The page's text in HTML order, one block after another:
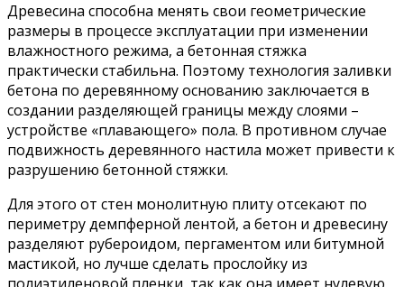
Древесина способна менять свои геометрические
размеры в процессе эксплуатации при изменении
влажностного режима, а бетонная стяжка
практически стабильна. Поэтому технология заливки
бетона по деревянному основанию заключается в
создании разделяющей границы между слоями –
устройстве «плавающего» пола. В противном случае
подвижность деревянного настила может привести к
разрушению бетонной стяжки.
Для этого от стен монолитную плиту отсекают по
периметру демпферной лентой, а бетон и древесину
разделяют рубероидом, пергаментом или битумной
мастикой, но лучше сделать прослойку из